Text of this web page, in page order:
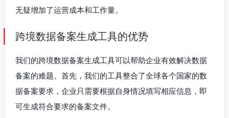
无疑增加了运营成本和工作量。
跨境数据备案生成工具的优势
我们的跨境数据备案生成工具可以帮助企业有效解决数据
备案的难题。首先，我们的工具整合了全球各个国家的数
据备案要求，企业只需要根据自身情况填写相应信息，即
可生成符合要求的备案文件。